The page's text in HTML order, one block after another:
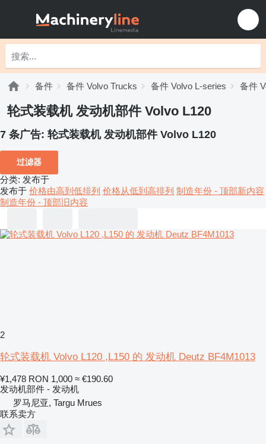
备件 备件 Volvo Trucks 备件 Volvo L-series 备件
轮式装载机 发动机部件 Volvo L120
7 条广告: 轮式装载机 发动机部件 Volvo L120
过滤器
分类: 发布于
发布于 价格由高到低排列 价格从低到高排列 制造年份 - 顶部新内容
制造年份 - 顶部旧内容
2
轮式装载机 Volvo L120 ,L150 的 发动机 Deutz BF4M1013
¥1,478 RON 1,000 ≈ €190.60
发动机部件 - 发动机
罗马尼亚, Targu Mrues
联系卖方